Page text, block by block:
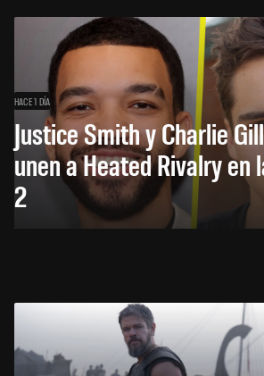
HACE 1 DÍA
Justice Smith y Charlie
unen a Heated Rivalry en
2